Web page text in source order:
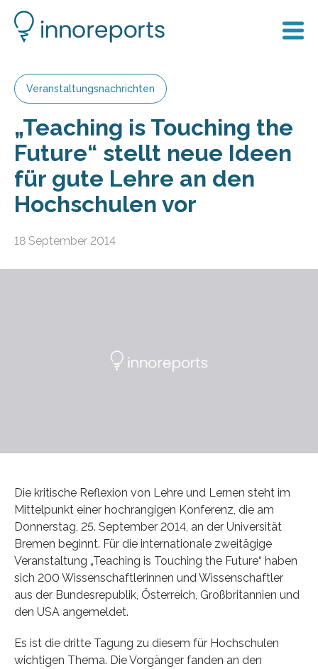
Veranstaltungsnachrichten
„Teaching is Touching the
Future“ stellt neue Ideen
für gute Lehre an den
Hochschulen vor
18 September 2014
Die kritische Reflexion von Lehre und Lernen steht im
Mittelpunkt einer hochrangigen Konferenz, die am
Donnerstag, 25. September 2014, an der Universität
Bremen beginnt. Für die internationale zweitägige
Veranstaltung „Teaching is Touching the Future“ haben
sich 200 Wissenschaftlerinnen und Wissenschaftler
aus der Bundesrepublik, Österreich, Großbritannien und
den USA angemeldet.
Es ist die dritte Tagung zu diesem für Hochschulen
wichtigen Thema. Die Vorgänger fanden an den